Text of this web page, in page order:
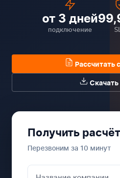
от 3 дней
подключение
Рассчитать
Скачать
Получить расчёт
Перезвоним за 10 минут